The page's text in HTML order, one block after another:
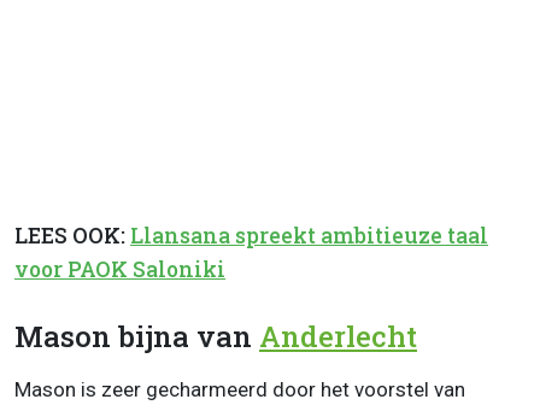
LEES OOK: Llansana spreekt ambitieuze taal
voor PAOK Saloniki
Mason bijna van Anderlecht
Mason is zeer gecharmeerd door het voorstel van